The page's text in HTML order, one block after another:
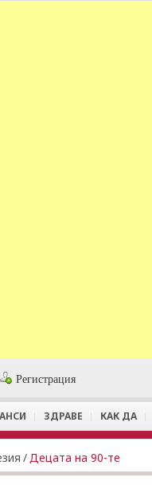
Регистрация
ЗДРАВЕ КАК ДА
/Децата на 90-те